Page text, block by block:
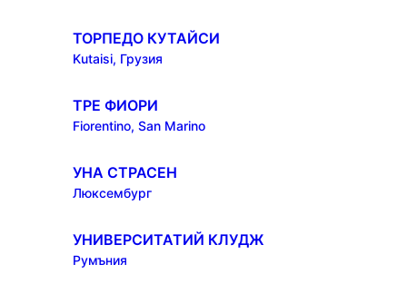
ТОРПЕДО КУТАЙСИ
Kutaisi, Грузия
ТРЕ ФИОРИ
Fiorentino, San Marino
УНА СТРАСЕН
Люксембург
УНИВЕРСИТАТИЙ КЛУДЖ
Румъния